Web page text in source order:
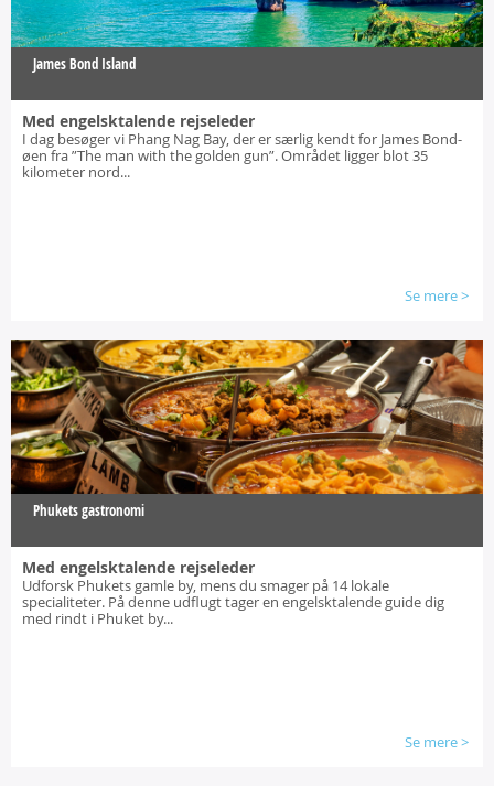
James Bond Island
Med engelsktalende rejseleder
I dag besøger vi Phang Nag Bay, der er særlig kendt for James Bond-
øen fra ”The man with the golden gun”. Området ligger blot 35
kilometer nord...
Se mere>
Phukets gastronomi
Med engelsktalende rejseleder
Udforsk Phukets gamle by, mens du smager på 14 lokale
specialiteter. På denne udflugt tager en engelsktalende guide dig
med rindt i Phuket by...
Se mere>